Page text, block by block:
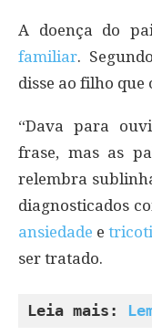
A doença do
familiar.
disse ao filho que
“Dava para
frase, mas as
relembra
diagnosticados
ansiedade e
ser tratado.
Leia mais: